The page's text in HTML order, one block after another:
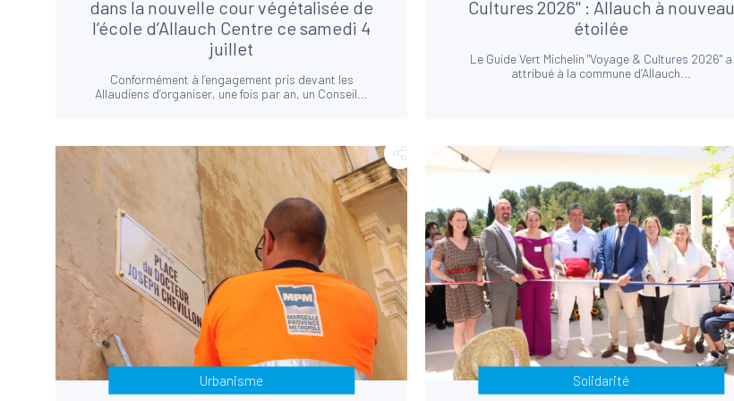
dans la nouvelle cour végétalisée de
l’école d’Allauch Centre ce samedi 4
juillet
Conformément à l’engagement pris devant les
Allaudiens d’organiser, une fois par an, un Conseil...
Cultures 2026" : Allauch à nouveau
étoilée
Le Guide Vert Michelin "Voyage & Cultures 2026" a
attribué à la commune d’Allauch...
Urbanisme Solidarité